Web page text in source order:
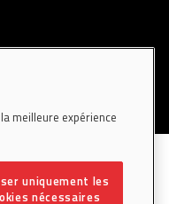
reserved. | P.IVA
meilleure expérience
uniquement les
nécessaires